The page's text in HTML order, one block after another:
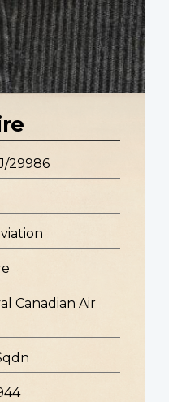
29986
Canadian Air